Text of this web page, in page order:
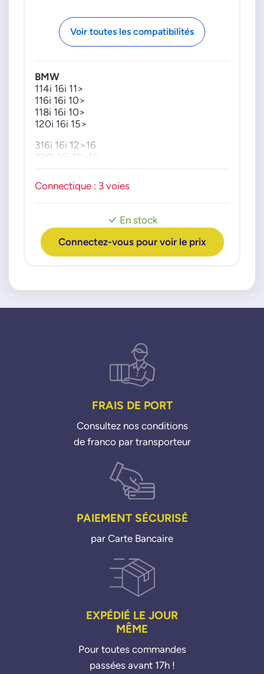
708692000Voir toutes les compatibilités
En stock
Connectez-vous pour voir le prix
BMW
114i 16i 11>
116i 16i 10>
118i 16i 10>
120i 16i 15>
316i 16i 12>16
320i 16i 12>16
Connectique : 3 voies
FRAIS DE PORT
Consultez nos conditions
de franco par transporteur
PAIEMENT SÉCURISÉ
par Carte Bancaire
EXPÉDIÉ LE JOUR
MÊME
Pour toutes commandes
passées avant 17h !